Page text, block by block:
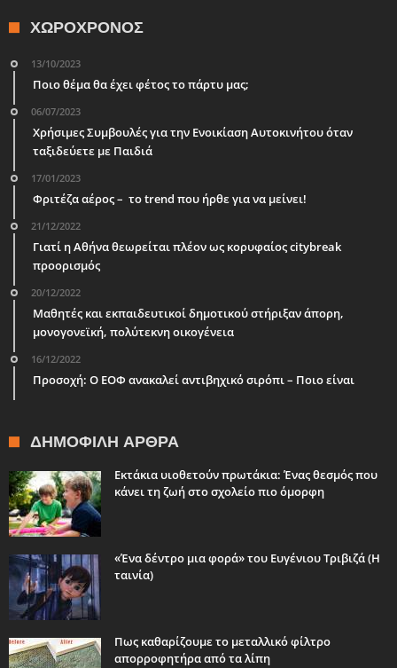
ΧΩΡΟΧΡΌΝΟΣ
13/10/2023
Ποιο θέμα θα έχει φέτος το πάρτυ μας;
06/07/2023
Χρήσιμες Συμβουλές για την Ενοικίαση Αυτοκινήτου όταν
ταξιδεύετε με Παιδιά
17/01/2023
Φριτέζα αέρος – το trend που ήρθε για να μείνει!
21/12/2022
Γιατί η Αθήνα θεωρείται πλέον ως κορυφαίος citybreak
προορισμός
20/12/2022
Μαθητές και εκπαιδευτικοί δημοτικού στήριξαν άπορη,
μονογονεϊκή, πολύτεκνη οικογένεια
16/12/2022
Προσοχή: Ο ΕΟΦ ανακαλεί αντιβηχικό σιρόπι – Ποιο είναι
ΔΗΜΟΦΙΛΉ ΆΡΘΡΑ
Εκτάκια υιοθετούν πρωτάκια: Ένας θεσμός που
κάνει τη ζωή στο σχολείο πιο όμορφη
«Ένα δέντρο μια φορά» του Ευγένιου Τριβιζά (Η
ταινία)
Πως καθαρίζουμε το μεταλλικό φίλτρο
απορροφητήρα από τα λίπη